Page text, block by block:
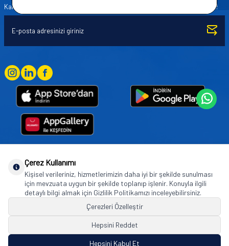
Kampanya ve yeniliklerden haberdar olmak için e-bültenimize abone olun!
Goodyear (and Winged Foot Design) are trademarks of or licensed to The Goodyear
Tire & Rubber Company used under license by Basbug Group Company,
Istanbul/Türkiye. © 2026 The Goodyear Tire & Rubber Company.
Çerez Kullanımı
Kişisel verileriniz, hizmetlerimizin daha iyi bir şekilde sunulması
için mevzuata uygun bir şekilde toplanıp işlenir. Konuyla ilgili
detaylı bilgi almak için Gizlilik Politikamızı inceleyebilirsiniz.
Çerezleri Özelleştir
Hepsini Reddet
Hepsini Kabul Et